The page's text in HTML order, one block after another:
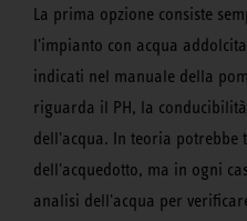
La prima opzione consiste
l'impianto con acqua
indicati nel manuale della
riguarda il PH, la
dell'acqua. In teoria potrebbe
dell'acquedotto, ma in ogni
analisi dell'acqua per